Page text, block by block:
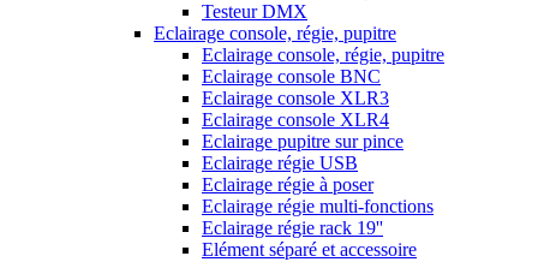
Testeur DMX
Eclairage console, régie, pupitre
Eclairage console, régie, pupitre
Eclairage console BNC
Eclairage console XLR3
Eclairage console XLR4
Eclairage pupitre sur pince
Eclairage régie USB
Eclairage régie à poser
Eclairage régie multi-fonctions
Eclairage régie rack 19''
Elément séparé et accessoire